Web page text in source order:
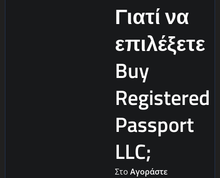
Γιατί να
επιλέξετε
Buy
Registered
Passport
LLC;
Στο Αγοράστε